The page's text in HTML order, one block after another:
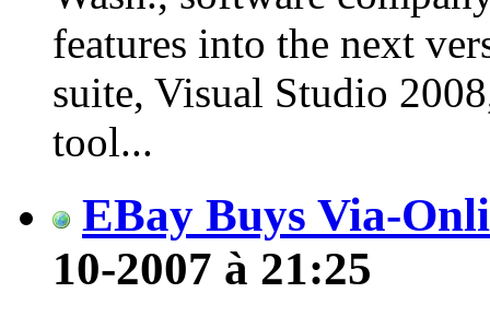
features into the next
suite, Visual Studio
tool...
EBay Buys Via-
10-2007 à 21:25